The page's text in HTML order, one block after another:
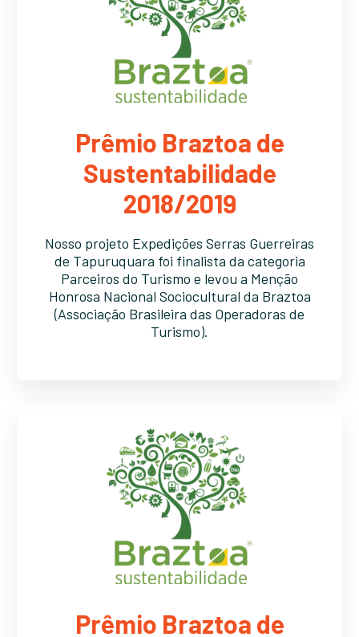
Prêmio Braztoa de
Sustentabilidade
2018/2019
Nosso projeto Expedições Serras Guerreiras
de Tapuruquara foi finalista da categoria
Parceiros do Turismo e levou a Menção
Honrosa Nacional Sociocultural da Braztoa
(Associação Brasileira das Operadoras de
Turismo).
Prêmio Braztoa de